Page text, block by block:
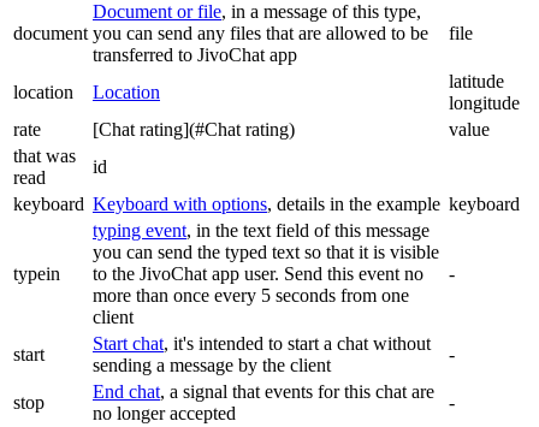
document
Document or file, in a message of this type,
you can send any files that are allowed to be
transferred to JivoChat app
file
location Location
latitude
longitude
rate
[Chat rating](#Chat rating)
value
that was
read
id
keyboard Keyboard with options, details in the example keyboard
typein
typing event, in the text field of this message
you can send the typed text so that it is visible
to the JivoChat app user. Send this event no
more than once every 5 seconds from one
client
-
start
Start chat, it's intended to start a chat without
sending a message by the client
-
stop
End chat, a signal that events for this chat are
no longer accepted
-